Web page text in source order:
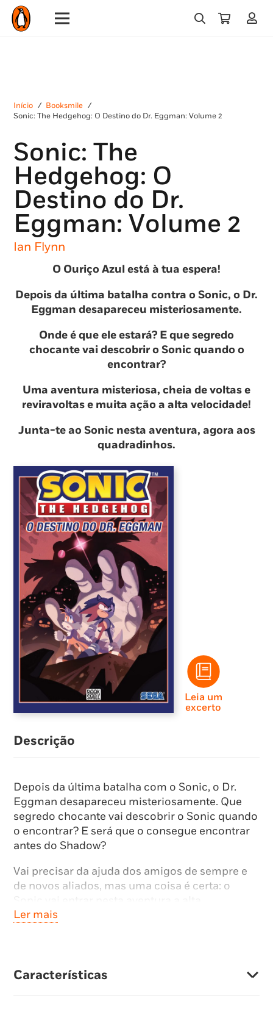
Início / Booksmile /
Sonic: The Hedgehog: O Destino do Dr. Eggman: Volume 2
Sonic: The
Hedgehog: O
Destino do Dr.
Eggman: Volume 2
Ian Flynn
O Ouriço Azul está à tua espera!
Depois da última batalha contra o Sonic, o Dr.
Eggman desapareceu misteriosamente.
Onde é que ele estará? E que segredo
chocante vai descobrir o Sonic quando o
encontrar?
Uma aventura misteriosa, cheia de voltas e
reviravoltas e muita ação a alta velocidade!
Junta-te ao Sonic nesta aventura, agora aos
quadradinhos.
Leia um
excerto
Descrição
Depois da última batalha com o Sonic, o Dr.
Eggman desapareceu misteriosamente. Que
segredo chocante vai descobrir o Sonic quando
o encontrar? E será que o consegue encontrar
antes do Shadow?
Vai precisar da ajuda dos amigos de sempre e
de novos aliados, mas uma coisa é certa: o
velocidade!
e reviravoltas!
Ler mais
Características